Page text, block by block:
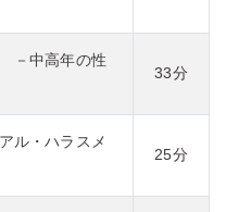
－中高年の性
33分
ル・ハラスメ
25分